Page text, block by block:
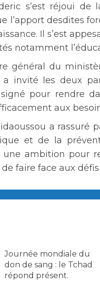
s’est réjoui
l’apport desdites
Il s’est
notamment
général du
a invité les deux
pour rendre
aux
a rassuré
et de la
une ambition pour
faire face aux défis
Journée mondiale du
don de sang : le Tchad
répond présent.